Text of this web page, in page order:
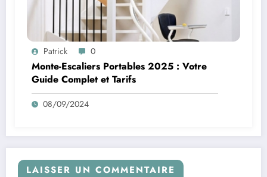
Patrick 0
Monte-Escaliers Portables 2025 : Votre
Guide Complet et Tarifs
08/09/2024
LAISSER UN COMMENTAIRE